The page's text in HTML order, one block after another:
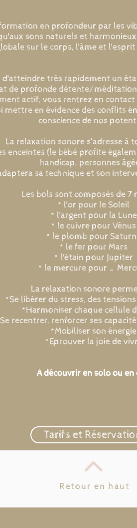
en profondeur par les
sons naturels et
sur le corps, l'âme et
d'atteindre très rapidement un
de profonde détente/
actif, vous rentrez en
mettre en évidence des conflits
conscience de nos
La relaxation sonore s’adresse à
enceintes (le bébé profite
handicap, personnes
sa technique et son
Les bols sont composés de 7
* l'or pour le Soleil
* l'argent pour la Lune
* le cuivre pour Vénus
* le plomb pour
* le fer pour Mars
* l'étain pour Jupiter
* le mercure pour …
La relaxation sonore
*Se libérer du stress, des
*Harmoniser chaque cellule
recentrer, renforcer ses
*Mobiliser son énergie
*Eprouver la joie de
A découvrir en solo ou en
Tarifs et
Retour en haut